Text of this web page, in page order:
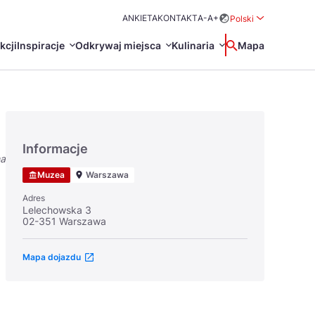
ANKIETAKONTAKTA-A+
Polski
Inspiracje Odkrywaj miejsca
Turystyczne
Kulinaria Wyszukaj
Mapa
日本語
Informacje
Muzea Warszawa
Adres
Lelechowska 3
02-351 Warszawa
Mapa dojazdu